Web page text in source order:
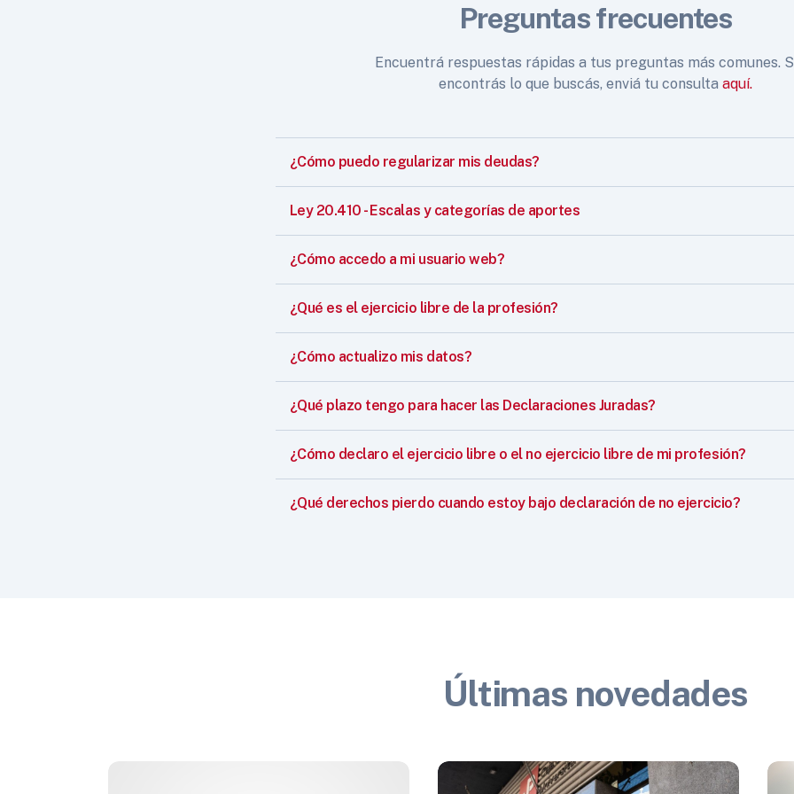
Preguntas frecuentes
Encuentrá respuestas rápidas a tus preguntas más comunes.
encontrás lo que buscás, enviá tu consulta aquí.
¿Cómo puedo regularizar mis deudas?
Ley 20.410 - Escalas y categorías de aportes
¿Cómo accedo a mi usuario web?
¿Qué es el ejercicio libre de la profesión?
¿Cómo actualizo mis datos?
¿Qué plazo tengo para hacer las Declaraciones Juradas?
¿Cómo declaro el ejercicio libre o el no ejercicio libre de mi profesión?
¿Qué derechos pierdo cuando estoy bajo declaración de no ejercicio?
Últimas novedades